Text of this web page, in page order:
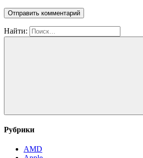
Найти:
Рубрики
AMD